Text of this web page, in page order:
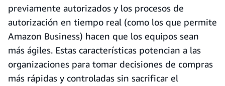
previamente autorizados y los procesos de
autorización en tiempo real (como los que permite
Amazon Business) hacen que los equipos sean
más ágiles. Estas características potencian a las
organizaciones para tomar decisiones de compras
más rápidas y controladas sin sacrificar el